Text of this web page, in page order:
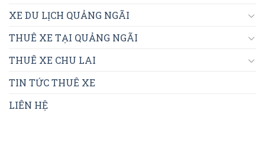
XE DU LỊCH QUẢNG NGÃI
THUÊ XE TẠI QUẢNG NGÃI
THUÊ XE CHU LAI
TIN TỨC THUÊ XE
LIÊN HỆ